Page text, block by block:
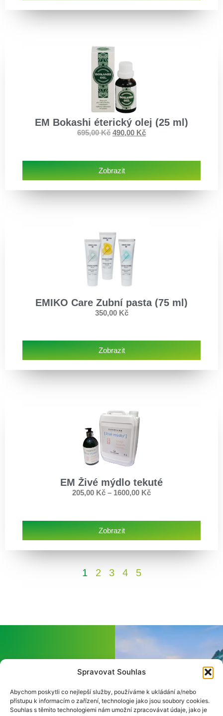
Spravovat Souhlas
Abychom poskytli co nejlepší služby, používáme k ukládání a/nebo
přístupu k informacím o zařízení, technologie jako jsou soubory cookies.
Souhlas s těmito technologiemi nám umožní zpracovávat údaje, jako je
EM Bokashi éterický olej (25 ml)
695,00Kč 490,00 Kč
Zobrazit
EMIKO Care Zubní pasta (75 ml)
350,00 Kč
Zobrazit
EM Živé mýdlo tekuté
205,00 Kč – 1600,00 Kč
Zobrazit
1 2 3 4 5
Rovnováha